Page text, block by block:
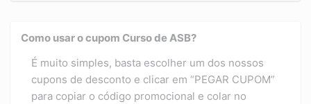
Como usar o cupom Curso de ASB?
É muito simples, basta escolher um dos nossos
cupons de desconto e clicar em “PEGAR CUPOM”
para copiar o código promocional e colar no